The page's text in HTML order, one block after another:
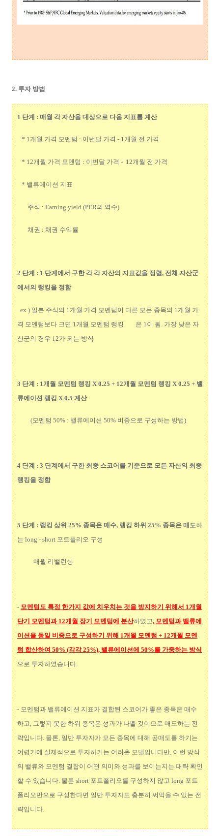
2. 투자 방법
1 단계 : 매월 각 자산을 대상으로 다음 지표를 계산
* 1개월 가격 모멘텀 : 이번달 가격 - 1개월 전 가격
* 12개월 가격 모멘텀 : 이번달 가격 - 12개월 전 가격
* 밸류에이션 지표
주식 : Earning yield (PER의 역수)
채권 : 채권 수익률
2 단계 : 1 단계에서 구한 각 각 자산의 지표값을 정렬, 전체 자산군
에서의 랭킹을 정함
ex ) 일본 주식의 1개월 가격 모멘텀이 다른 모든 종목의 1개월 가
격 모멘텀보다 크면 1개월 모멘텀 랭킹 은 1이 됨. 가장 낮은 자
산군의 경우 12가 되는 방식
3 단계 : 1개월 모멘텀 랭킹 X 0.25 + 12개월 모멘텀 랭킹 X 0.25 + 밸
류에이션 랭킹 X 0.5 계산
(모멘텀 50% : 밸류에이션 50% 비중으로 구성하는 방법)
4 단계 : 3 단계에서 구한 최종 스코어를 기준으로 모든 자산의 최종
랭킹을 정함
5 단계 : 랭킹 상위 25% 종목은 매수, 랭킹 하위 25% 종목은 매도하
는 long - short 포트폴리오 구성
매월 리밸런싱
- 모멘텀도 특정 한가지 값에 치우치는 것을 방지하기 위해서 1개월
단기 모멘텀과 12개월 장기 모멘텀에 분산하였고, 모멘텀과 밸류에
이션을 동일 비중으로 구성하기 위해 1개월 모멘텀 + 12개월 모멘
텀 합산하여 50% (각각 25%), 밸류에이션에 50%를 가중하는 방식
으로 투자하였습니다.
- 모멘텀과 밸류에이션 지표가 결합된 스코어가 좋은 종목은 매수
하고, 그렇지 못한 하위 종목은 성과가 나쁠 것이므로 매도하는 전
략입니다. 물론, 일반 투자자가 모든 종목에 대해 공매도를 하기는
어렵기에 실제적으로 투자하기는 어려운 모델입니다만, 이런 방식
의 밸류와 모멘텀 결합이 어떤 의미와 성과를 보이는지는 대략 확인
할 수 있습니다. 물론 short 포트폴리오를 구성하지 않고 long 포트
폴리오만으로 구성한다면 일반 투자자도 충분히 써먹을 수 있는 전
략입니다.